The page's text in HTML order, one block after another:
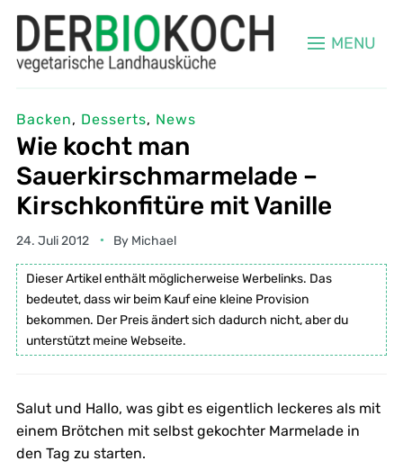
MENU
Backen, Desserts, News
Wie kocht man
Sauerkirschmarmelade –
Kirschkonfitüre mit Vanille
24. Juli 2012 By Michael
Dieser Artikel enthält möglicherweise Werbelinks. Das
bedeutet, dass wir beim Kauf eine kleine Provision
bekommen. Der Preis ändert sich dadurch nicht, aber du
unterstützt meine Webseite.
Salut und Hallo, was gibt es eigentlich leckeres als mit
einem Brötchen mit selbst gekochter Marmelade in
den Tag zu starten.